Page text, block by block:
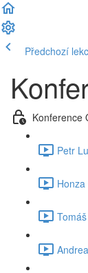
Předchozí
Konference
Petr